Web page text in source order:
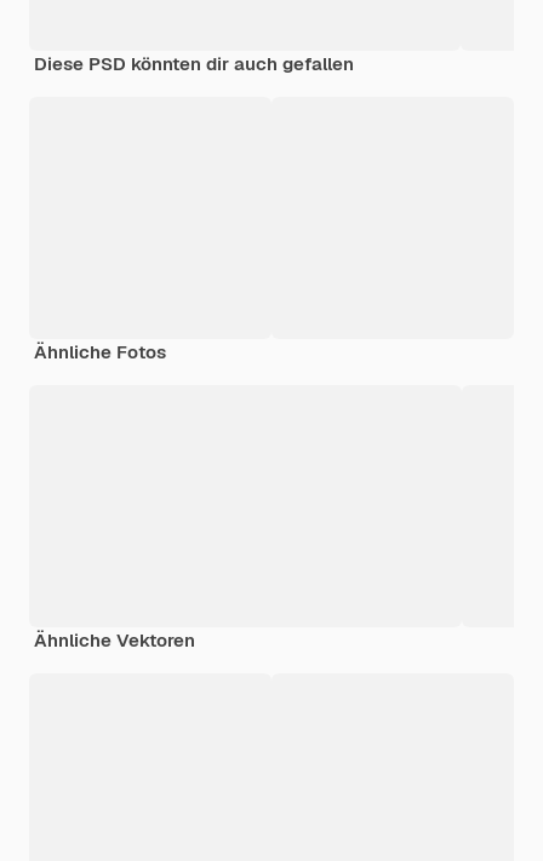
Diese PSD könnten dir auch gefallen
Ähnliche Fotos
Ähnliche Vektoren